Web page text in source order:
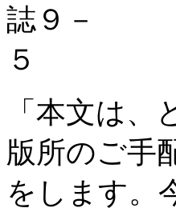
「本文は
版所のご手
をします。